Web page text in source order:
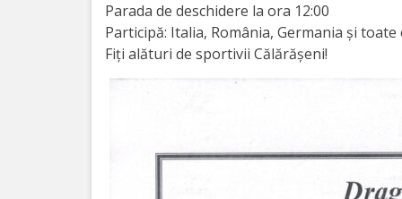
Strategii
Registrul
Parada de deschidere la ora 12:00
Participă: Italia, România, Germania şi
Fiţi alături de sportivii Călărăşeni!